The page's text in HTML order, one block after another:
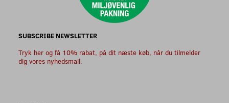
SUBSCRIBE NEWSLETTER
Tryk her og få 10% rabat, på dit næste køb, når du tilmelder
dig vores nyhedsmail.